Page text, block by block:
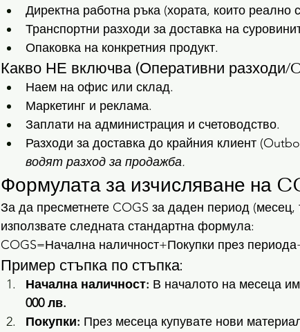
Директна работна ръка (хората, които реално
Транспортни разходи за доставка на
Опаковка на конкретния продукт.
Какво НЕ включва (Оперативни разходи/
Наем на офис или склад.
Маркетинг и реклама.
Заплати на администрация и счетоводство.
Разходи за доставка до крайния клиент
водят разход за продажба.
Формулата за изчисляване на
За да пресметнете COGS за даден период (месец,
използвате следната стандартна формула:
COGS=Начална наличност+Покупки през
Пример стъпка по стъпка:
Начална наличност: В началото на месеца
000 лв.
Покупки: През месеца купувате нови